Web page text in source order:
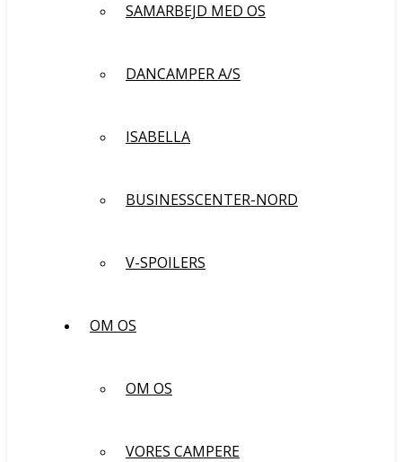
SAMARBEJD MED OS
DANCAMPER A/S
ISABELLA
BUSINESSCENTER-NORD
V-SPOILERS
OM OS
OM OS
VORES CAMPERE